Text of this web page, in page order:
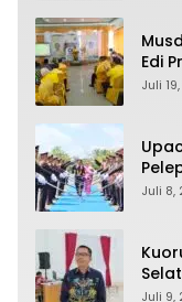
Edi
Juli
Juli 8,
Juli 9,